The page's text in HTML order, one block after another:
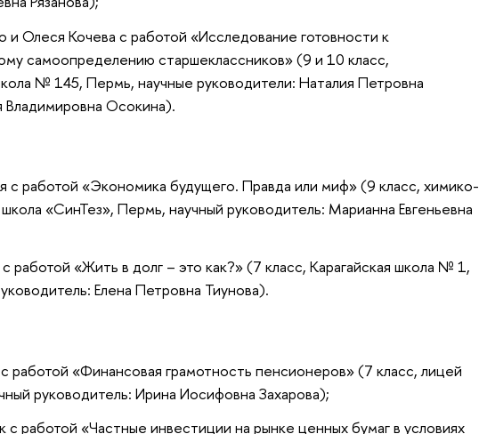
Олеся Кочева с работой «Исследование готовности к
самоопределению старшеклассников» (9 и 10 класс,
№ 145, Пермь, научные руководители: Наталия Петровна
Владимировна Осокина).
с работой «Экономика будущего. Правда или миф» (9 класс, химико-
«СинТез», Пермь, научный руководитель: Марианна Евгеньевна
работой «Жить в долг – это как?» (7 класс, Карагайская школа № 1,
Елена Петровна Тиунова).
работой «Финансовая грамотность пенсионеров» (7 класс, лицей
руководитель: Ирина Иосифовна Захарова);
с работой «Частные инвестиции на рынке ценных бумаг в условиях